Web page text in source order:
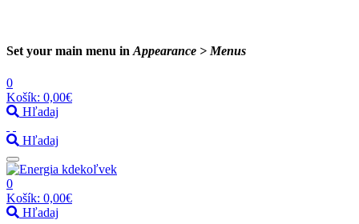
Set your main menu in Appearance > Menus
0
Košík: 0,00€
Hľadaj
Hľadaj
0
Košík: 0,00€
Hľadaj